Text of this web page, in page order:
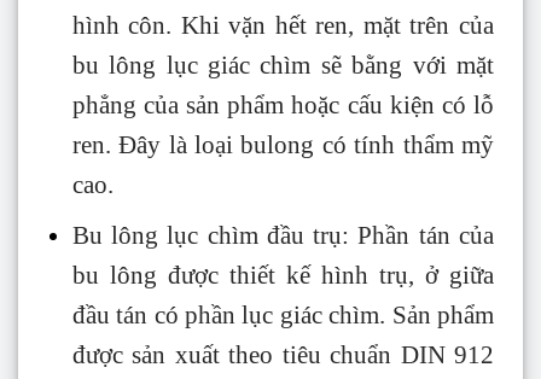
hình côn. Khi vặn hết ren, mặt trên của
bu lông lục giác chìm sẽ bằng với mặt
phẳng của sản phẩm hoặc cấu kiện có lỗ
ren. Đây là loại bulong có tính thẩm mỹ
cao.
Bu lông lục chìm đầu trụ: Phần tán của
bu lông được thiết kế hình trụ, ở giữa
đầu tán có phần lục giác chìm. Sản phẩm
được sản xuất theo tiêu chuẩn DIN 912